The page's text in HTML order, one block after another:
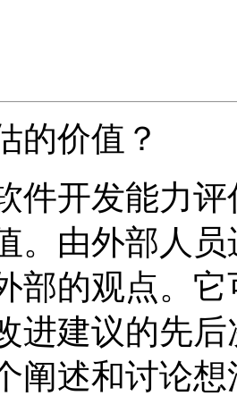
的价值？
件开发能力
。由外部人
部的观点。
进建议的先
阐述和讨论